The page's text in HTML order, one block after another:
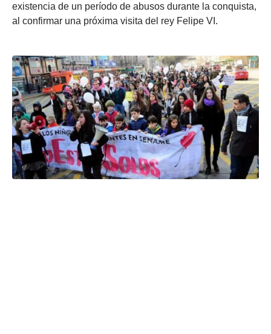
existencia de un período de abusos durante la conquista,
al confirmar una próxima visita del rey Felipe VI.